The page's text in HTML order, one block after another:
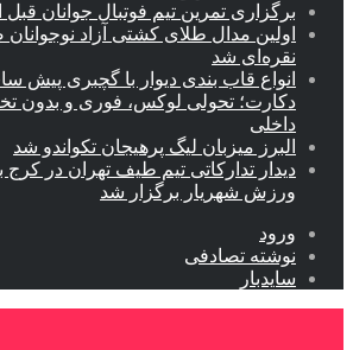
برگزاری تمرین تیم فوتبال جوانان قبل
اولین مدال طلای کشتی آزاد
نقره‌ای شد
انواع قاب بندی دیوار با گچبری پیش
دکارت؛ تحولی لوکس، فوری و بدون
داخلی
البرز میزبان لیگ پرهیجان تکواندو شد
دیدار تدارکاتی تیم طیف تهران در
ورزش شهریار برگزار شد
ورود
نوشته تصادفی
سایدبار